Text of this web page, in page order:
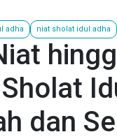
adha niat sholat idul adha
dan